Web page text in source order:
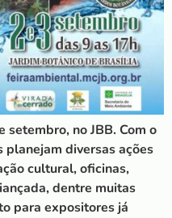
setembro, no JBB. Com o
planejam diversas ações
cultural, oficinas,
dentre muitas
para expositores já